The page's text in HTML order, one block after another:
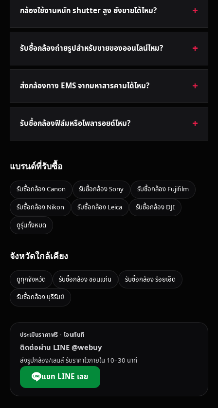
กล้องใช้งานหนัก shutter สูง ยังขายได้ไหม?
รับซื้อกล้องถ่ายรูปสำหรับขายของออนไลน์ไหม?
ส่งกล้องทาง EMS จากมหาสารคามได้ไหม?
รับซื้อกล้องฟิล์มหรือโพลารอยด์ไหม?
แบรนด์ที่รับซื้อ
รับซื้อกล้อง Canon รับซื้อกล้อง Sony
รับซื้อกล้อง Fujifilm
รับซื้อกล้อง Nikon
รับซื้อกล้อง Leica
รับซื้อกล้อง DJI
ดูรุ่นทั้งหมด
จังหวัดใกล้เคียง
ดูทุกจังหวัด รับซื้อกล้อง ขอนแก่น
รับซื้อกล้อง ร้อยเอ็ด
รับซื้อกล้อง บุรีรัมย์
ประเมินราคาฟรี · โอนทันที
ติดต่อผ่าน LINE @webuy
ส่งรูปกล้อง/เลนส์ รับราคาไวภายใน 10–30 นาที
แชท LINE เลย